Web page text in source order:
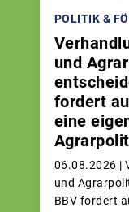
POLITIK &
und
fordert
eine
06.08.2026 |
und
BBV fordert